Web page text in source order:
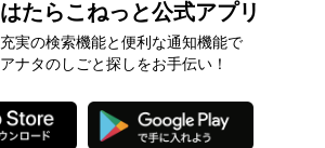
はたらこねっと公式アプリ
充実の検索機能と便利な通知機能で
アナタのしごと探しをお手伝い！